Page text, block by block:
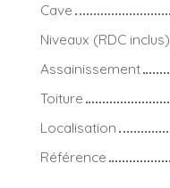
Cave
Niveaux (RDC inclus)
Assainissement
Toiture
Localisation
Référence